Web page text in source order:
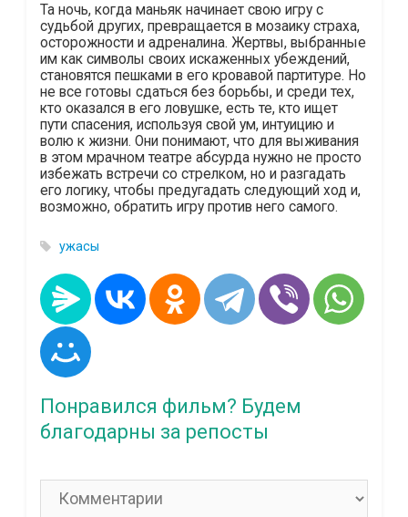
Та ночь, когда маньяк начинает свою игру с
судьбой других, превращается в мозаику страха,
осторожности и адреналина. Жертвы, выбранные
им как символы своих искаженных убеждений,
становятся пешками в его кровавой партитуре. Но
не все готовы сдаться без борьбы, и среди тех,
кто оказался в его ловушке, есть те, кто ищет
пути спасения, используя свой ум, интуицию и
волю к жизни. Они понимают, что для выживания
в этом мрачном театре абсурда нужно не просто
избежать встречи со стрелком, но и разгадать
его логику, чтобы предугадать следующий ход и,
возможно, обратить игру против него самого.
ужасы
Понравился фильм? Будем
благодарны за репосты